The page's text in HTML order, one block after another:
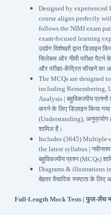
Designed by
course aligns perfectly
follows the NIMI exam
exam-focused learning
उद्योग विशेषज्ञों द्वारा डिज़ाइन
सिलेबस और नीमी परीक्षा
और परीक्षा-केंद्रित सीखने का
The MCQs are designed
including Remembering,
Analysis | बहुविकल्पीय प्रश्नों
करने के लिए डिज़ाइन किया
(Understanding),
शामिल हैं।
Includes (3645) Multiple-
the latest syllabus |
बहुविकल्पीय प्रश्न (MCQs)
Diagrams & illustrations
बेहतर वैचारिक स्पष्टता के
Full-Length Mock Tests | फुल-लेंथ